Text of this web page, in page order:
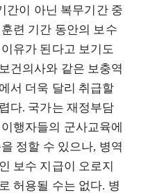
간이 아닌 복무기간 중
련 기간 동안의 보수
유가 된다고 보기도
건의사와 같은 보충역
서 더욱 달리 취급할
다. 국가는 재정부담
행자들의 군사교육에
정할 수 있으나, 병역
보수 지급이 오로지
허용될 수는 없다. 병